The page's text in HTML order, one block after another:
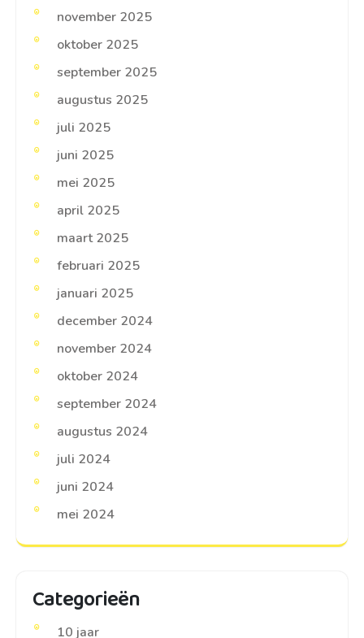
november 2025
oktober 2025
september 2025
augustus 2025
juli 2025
juni 2025
mei 2025
april 2025
maart 2025
februari 2025
januari 2025
december 2024
november 2024
oktober 2024
september 2024
augustus 2024
juli 2024
juni 2024
mei 2024
Categorieën
10 jaar